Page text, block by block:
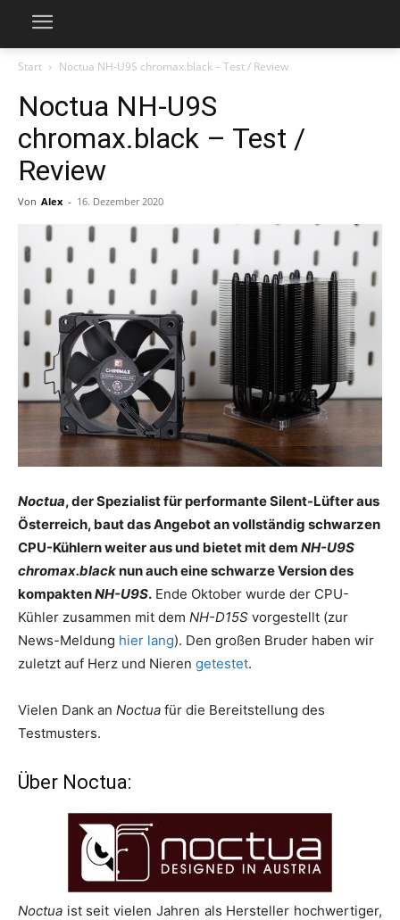
Start Noctua NH-U9S chromax.black – Test / Review
Noctua NH-U9S
chromax.black – Test /
Review
Von Alex - 16. Dezember 2020
Noctua, der Spezialist für performante Silent-Lüfter aus
Österreich, baut das Angebot an vollständig schwarzen
CPU-Kühlern weiter aus und bietet mit dem NH-U9S
chromax.blacknun auch eine schwarze Version des
kompaktenNH-U9S. Ende Oktober wurde der CPU-
Kühler zusammen mit dem NH-D15S vorgestellt (zur
News-Meldung hier lang). Den großen Bruder haben wir
zuletzt auf Herz und Nieren getestet.
Vielen Dank an Noctua für die Bereitstellung des
Testmusters.
Über Noctua:
Noctua ist seit vielen Jahren als Hersteller hochwertiger,